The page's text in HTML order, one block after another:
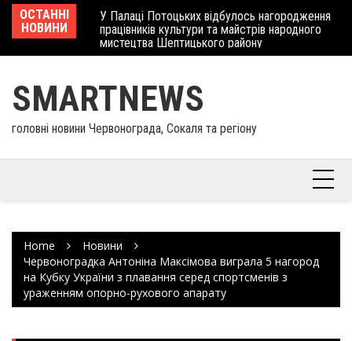
Skip
content
ОСТАННІ
НОВИНИ
У Палаці Потоцьких відбулось нагородження
працівників культури та майстрів народного
мистецтва Шептицького району
SMARTNEWS
головні новини Червонограда, Сокаля та регіону
Home
Новини
Червоноградка Антоніна Максімова виграла 5 нагород
на Кубку України з плавання серед спортсменів з
ураженням опорно-рухового апарату